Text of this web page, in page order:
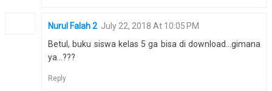
Nurul Falah 2 July 22, 2018 At 10:05 PM
Betul, buku siswa kelas 5 ga bisa di download...gimana
ya...???
Reply